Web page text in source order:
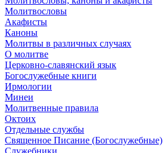
Молитвословы
Акафисты
Каноны
Молитвы в различных случаях
О молитве
Церковно-славянский язык
Богослужебные книги
Ирмологии
Минеи
Молитвенные правила
Октоих
Отдельные службы
Священное Писание (Богослужебные)
Служебники